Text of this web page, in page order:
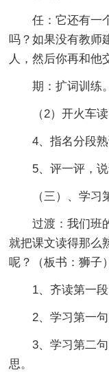
任：它还有一
吗？如果没有教师
人，然后你再和他
期：扩词训
（2）开火车读
4、指名分段
5、评一评，
（三）、学习
过渡：我们班
就把课文读得那么
呢？（板书：狮子
1、齐读第一
2、学习第一句
3、学习第二
思。